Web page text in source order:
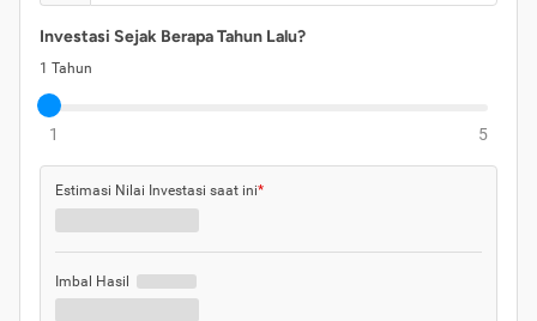
Investasi Sejak Berapa Tahun Lalu?
1 Tahun
1 5
Estimasi Nilai Investasi saat ini*
Imbal Hasil